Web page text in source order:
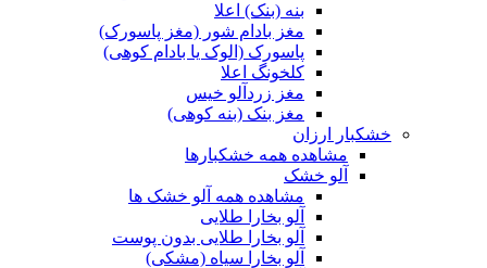
بنه (بنک) اعلا
مغز بادام شور (مغز پاسورک)
پاسورک (الوک یا بادام کوهی)
کلخونگ اعلا
مغز زردآلو خیس
مغز بنک (بنه کوهی)
خشکبار ارزان
مشاهده همه خشکبارها
آلو خشک
مشاهده همه آلو خشک ها
آلو بخارا طلایی
آلو بخارا طلایی بدون پوست
آلو بخارا سیاه (مشکی)